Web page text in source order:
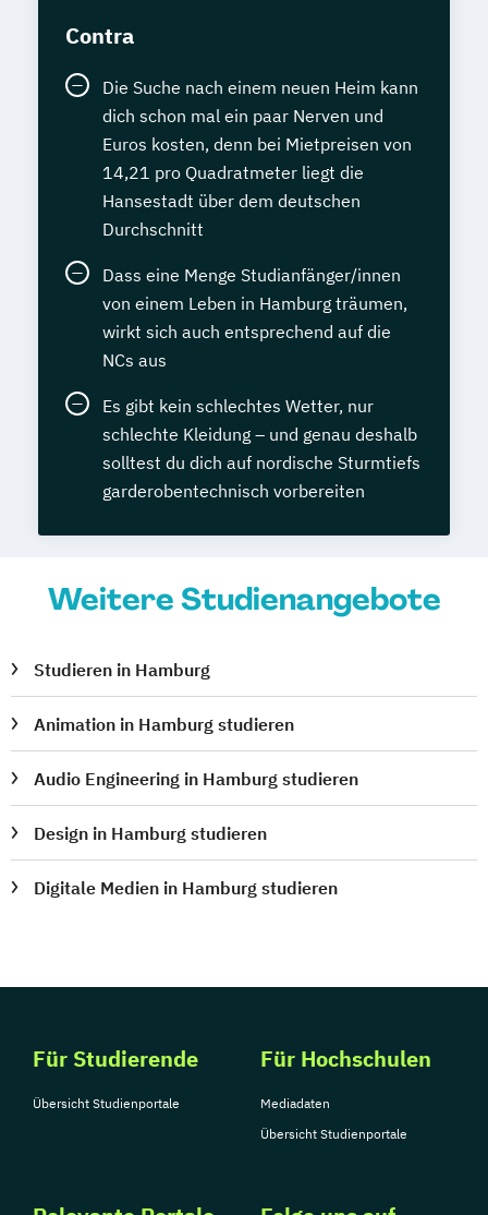
Contra
Die Suche nach einem neuen Heim kann
dich schon mal ein paar Nerven und
Euros kosten, denn bei Mietpreisen von
14,21 pro Quadratmeter liegt die
Hansestadt über dem deutschen
Durchschnitt
Dass eine Menge Studianfänger/innen
von einem Leben in Hamburg träumen,
wirkt sich auch entsprechend auf die
NCs aus
Es gibt kein schlechtes Wetter, nur
schlechte Kleidung – und genau deshalb
solltest du dich auf nordische Sturmtiefs
garderobentechnisch vorbereiten
Weitere Studienangebote
Studieren in Hamburg
Animation in Hamburg studieren
Audio Engineering in Hamburg studieren
Design in Hamburg studieren
Digitale Medien in Hamburg studieren
Für Studierende
Übersicht Studienportale
Für Hochschulen
Mediadaten
Übersicht Studienportale